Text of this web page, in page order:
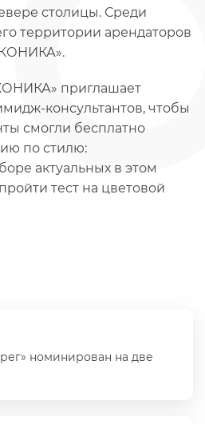
номинирован на две
столицы. Среди
территории арендаторов
приглашает
консультантов, чтобы
смогли бесплатно
по стилю:
актуальных в этом
тест на цветовой